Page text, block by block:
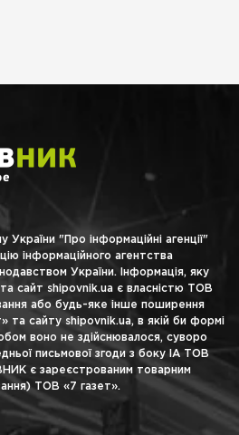
України "Про інформаційні агенції"
інформаційного агентства
України. Інформація, яку
сайт shipovnik.ua є власністю ТОВ
або будь-яке інше поширення
та сайту shipovnik.ua, в якій би формі
воно не здійснювалося, суворо
письмової згоди з боку ІА ТОВ
є зареєстрованим товарним
ТОВ «7 газет».